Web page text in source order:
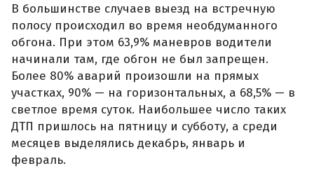
В большинстве случаев выезд на встречную
полосу происходил во время необдуманного
обгона. При этом 63,9% маневров водители
начинали там, где обгон не был запрещен.
Более 80% аварий произошли на прямых
участках, 90% — на горизонтальных, а 68,5% — в
светлое время суток. Наибольшее число таких
ДТП пришлось на пятницу и субботу, а среди
месяцев выделялись декабрь, январь и
февраль.